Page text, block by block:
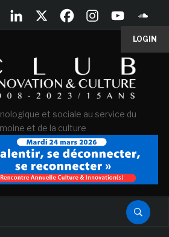
LOGIN
et sociale au service du
et de la culture